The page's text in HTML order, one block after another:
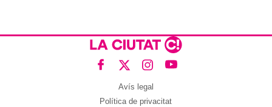
Avís legal
Política de privacitat